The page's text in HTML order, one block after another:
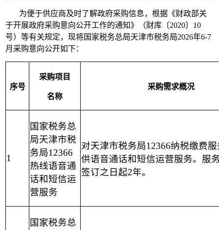
为便于供应商及时了解政府采购信息，根据《财政部关
于开展政府采购意向公开工作的通知》（财库〔2020〕10
号）等有关规定，现将国家税务总局天津市税务局2026年6-7
月采购意向公开如下：
序号
采购项目
名称
采购需求概况
1
国家税务总
局天津市税
务局12366
热线语音通
话和短信运
营服务
对天津市税务局12366纳税缴费
供语音通话和短信运营服务。服
签订之日起2年。
国家税务总